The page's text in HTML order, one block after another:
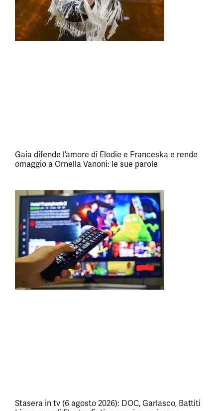
Gaia difende l’amore di Elodie e Franceska e rende
omaggio a Ornella Vanoni: le sue parole
Stasera in tv (6 agosto 2026): DOC, Garlasco, Battiti